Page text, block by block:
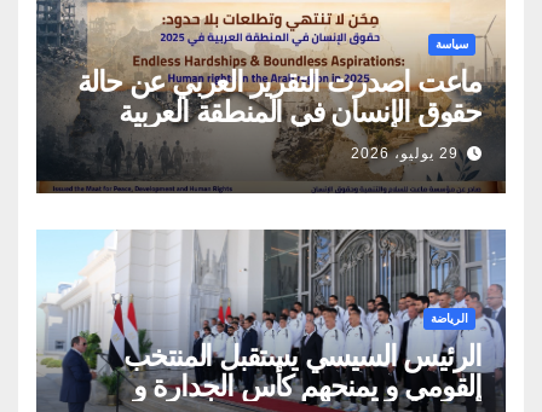
سياسة
ماعت اصدرت التقرير العربي عن حالة
حقوق الإنسان في المنطقة العربية
29 يوليو، 2026
الرياضة
الرئيس السيسي يستقبل المنتخب
القومي و يمنحهم كأس الجدارة و